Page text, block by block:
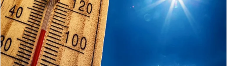
m
a
i
l